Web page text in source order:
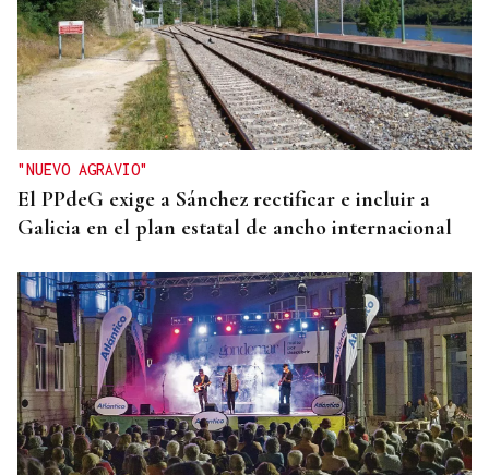
"NUEVO AGRAVIO"
El PPdeG exige a Sánchez rectificar e incluir a
Galicia en el plan estatal de ancho internacional